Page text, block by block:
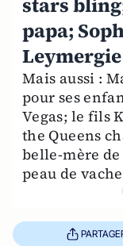
papa;
Mais aussi :
pour ses
Vegas; le fils
the Queens
belle-mère de
peau de